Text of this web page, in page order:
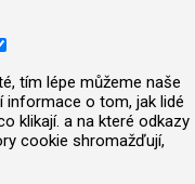
tím lépe můžeme naše
informace o tom, jak lidé
klikají. a na které odkazy
cookie shromažďují,